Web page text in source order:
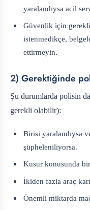
yaralandıysa acil
Güvenlik için gerekli
istenmedikçe,
ettirmeyin.
2) Gerektiğinde
Şu durumlarda polisin
gerekli olabilir):
Birisi yaralandıysa
şüpheleniliyorsa.
Kusur konusunda
İkiden fazla araç
Önemli miktarda